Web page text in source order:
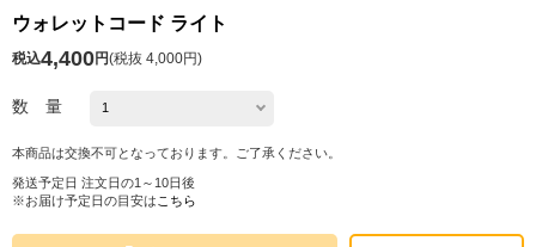
ウォレットコード ライト
税込4,400円(税抜 4,000円)
数 量
本商品は交換不可となっております。ご了承ください。
発送予定日 注文日の1～10日後
※お届け予定日の目安は こちら